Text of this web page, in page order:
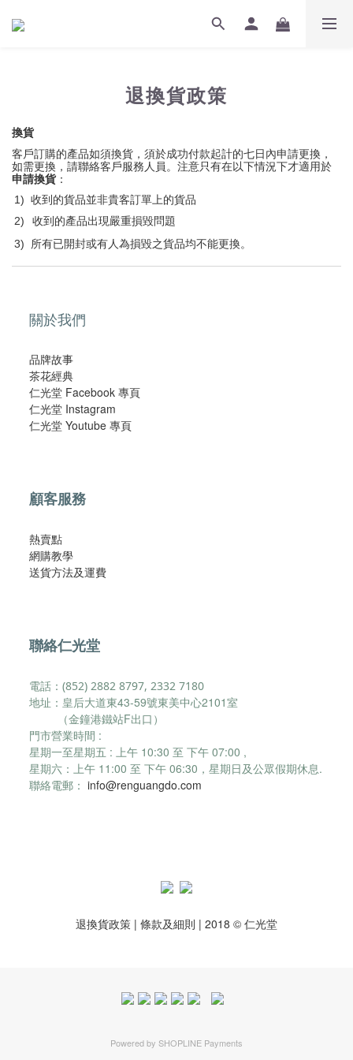
退換貨政策
換貨
客戶訂購的產品如須換貨，須於成功付款起計的七日內申請更換，
如需更換，請聯絡客戶服務人員。注意只有在以下情況下才適用於
申請換貨 ：
1) 收到的貨品並非貴客訂單上的貨品
2)
收到的產品出現嚴重損毀問題
3)
所有已開封或有人為損毀之貨品均不能更換。
關於我們
品牌故事
茶花經典
仁光堂 Facebook 專頁
仁光堂 Instagram
仁光堂 Youtube 專頁
顧客服務
熱賣點
網購教學
​送貨方法及運費​
聯絡仁光堂
電話：(852) 2882 8797, 2332 7180
地址：皇后大道東43-59號東美中心2101室
（金鐘港鐵站F出口）
門市營業時間 :
星期一至星期五 : 上午 10:30 至 下午 07:00 ,
星期六： 上午 11:00 至 下午 06:30， 星期日及公眾假期休息.
聯絡電郵： info@renguangdo.com
退換貨政策 | 條款及細則 | 2018 © 仁光堂
Powered by SHOPLINE Payments